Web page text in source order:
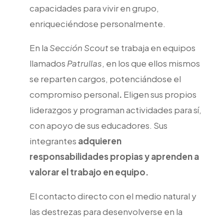
capacidades para vivir en grupo,
enriqueciéndose personalmente.
En la Sección Scoutse trabaja en equipos
llamados Patrullas, en los que ellos mismos
se reparten cargos, potenciándose el
compromiso personal. Eligen sus propios
liderazgos y programan actividades para sí,
con apoyo de sus educadores. Sus
integrantes adquieren
responsabilidades propias y aprenden a
valorar el trabajo en equipo.
El contacto directo con el medio natural y
las destrezas para desenvolverse en la